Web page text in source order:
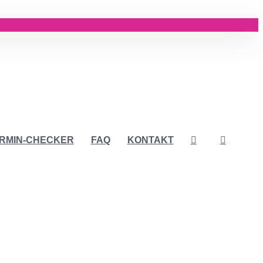
CHECKER FAQ KONTAKT